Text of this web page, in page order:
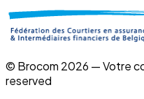
© Brocom 2026 — Votre
reserved